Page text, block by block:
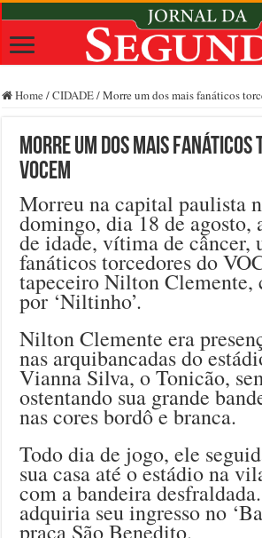
Home /CIDADE/Morre um dos mais fanáticos
Morre um dos mais
VOCEM
Morreu na capital paulista
domingo, dia 18 de agosto,
de idade, vítima de câncer,
fanáticos torcedores do
tapeceiro Nilton Clemente,
por ‘Niltinho’.
Nilton Clemente era
nas arquibancadas do
Vianna Silva, o Tonicão,
ostentando sua grande
nas cores bordô e branca.
Todo dia de jogo, ele
sua casa até o estádio na
com a bandeira
adquiria seu ingresso no
praça São Benedito.